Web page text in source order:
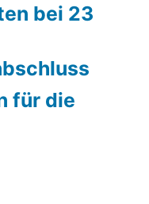
bei 23
für die